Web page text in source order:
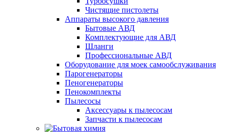
Чистящие пистолеты
Аппараты высокого давления
Бытовые АВД
Комплектующие для АВД
Шланги
Профессиональные АВД
Оборудование для моек самообслуживания
Парогенераторы
Пеногенераторы
Пенокомплекты
Пылесосы
Аксессуары к пылесосам
Запчасти к пылесосам